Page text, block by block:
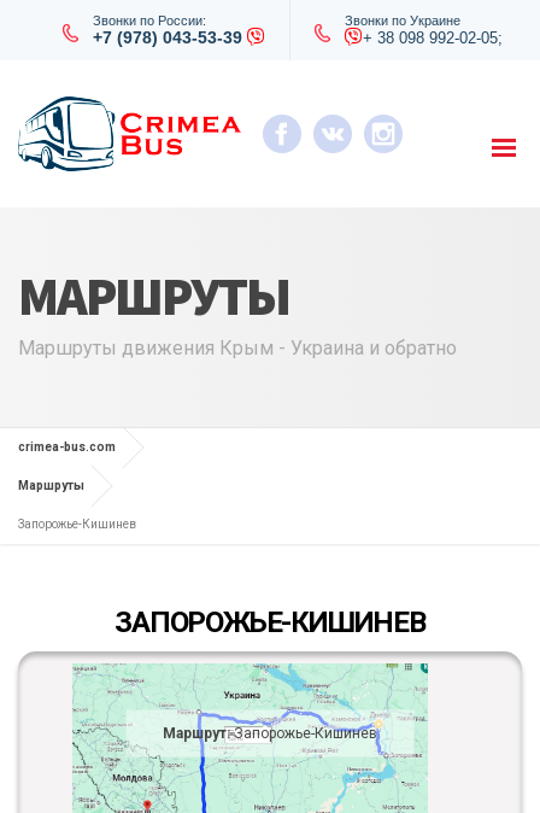
Звонки по России:
+7 (978) 043-53-39
Звонки по Украине
+ 38 098 992-02-05;
МАРШРУТЫ
Маршруты движения Крым - Украина и обратно
crimea-bus.com
Маршруты
Запорожье-Кишинев
ЗАПОРОЖЬЕ-КИШИНЕВ
Маршрут:Запорожье-Кишинев